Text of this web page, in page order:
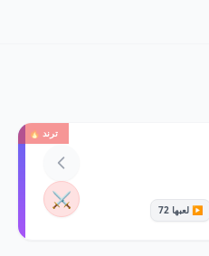
ترند 🔥
▶️ لعبها 72 ⚔️